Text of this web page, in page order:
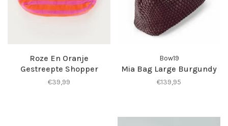
Roze En Oranje
Gestreepte Shopper
€39,99
Bow19
Mia Bag Large Burgundy
€139,95